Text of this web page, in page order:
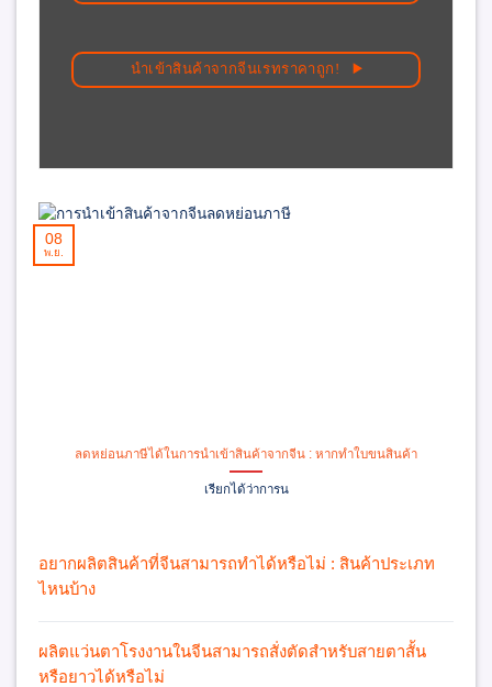
นำเข้าสินค้าจากจีนเรทราคาถูก!
ลดหย่อนภาษีได้ในการนำเข้าสินค้าจากจีน : หากทำใบขนสินค้า
เรียกได้ว่าการน
08
พ.ย.
อยากผลิตสินค้าที่จีนสามารถทำได้หรือไม่ : สินค้าประเภท
ไหนบ้าง
ผลิตแว่นตาโรงงานในจีนสามารถสั่งตัดสำหรับสายตาสั้น
หรือยาวได้หรือไม่